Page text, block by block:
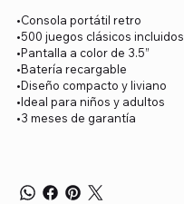
•Consola portátil retro
•500 juegos clásicos incluidos
•Pantalla a color de 3.5”
•Batería recargable
•Diseño compacto y liviano
•Ideal para niños y adultos
•3 meses de garantía